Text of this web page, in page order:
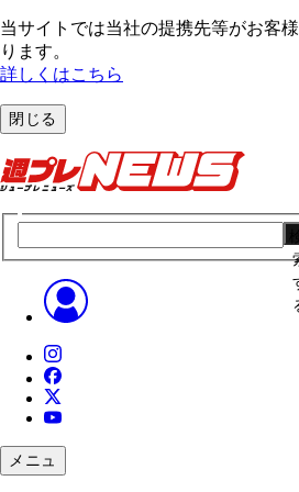
当サイトでは当社の提携先等がお客
ります。
詳しくはこちら
閉じる
メニュ